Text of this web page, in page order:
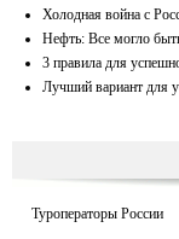
Холодная война с
Нефть: Все могло
3 правила для
Лучший вариант для
Туроператоры России